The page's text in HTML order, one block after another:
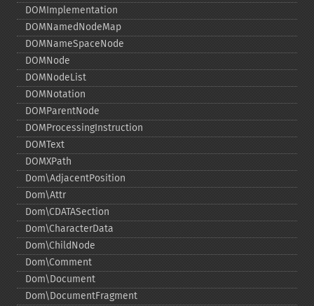
DOMImplementation
DOMNamedNodeMap
DOMNameSpaceNode
DOMNode
DOMNodeList
DOMNotation
DOMParentNode
DOMProcessingInstruction
DOMText
DOMXPath
Dom\AdjacentPosition
Dom\Attr
Dom\CDATASection
Dom\CharacterData
Dom\ChildNode
Dom\Comment
Dom\Document
Dom\DocumentFragment